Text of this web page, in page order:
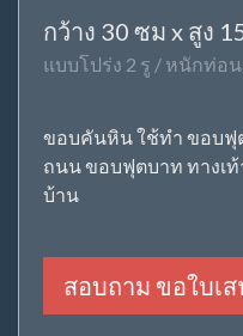
กว้าง 30 ซม x สูง
แบบโปร่ง 2 รู / หนักท่อ
ขอบคันหิน ใช้ทำ ขอบ
ถนน ขอบฟุตบาท ทางเท้
บ้าน
สอบถาม ขอใบเ